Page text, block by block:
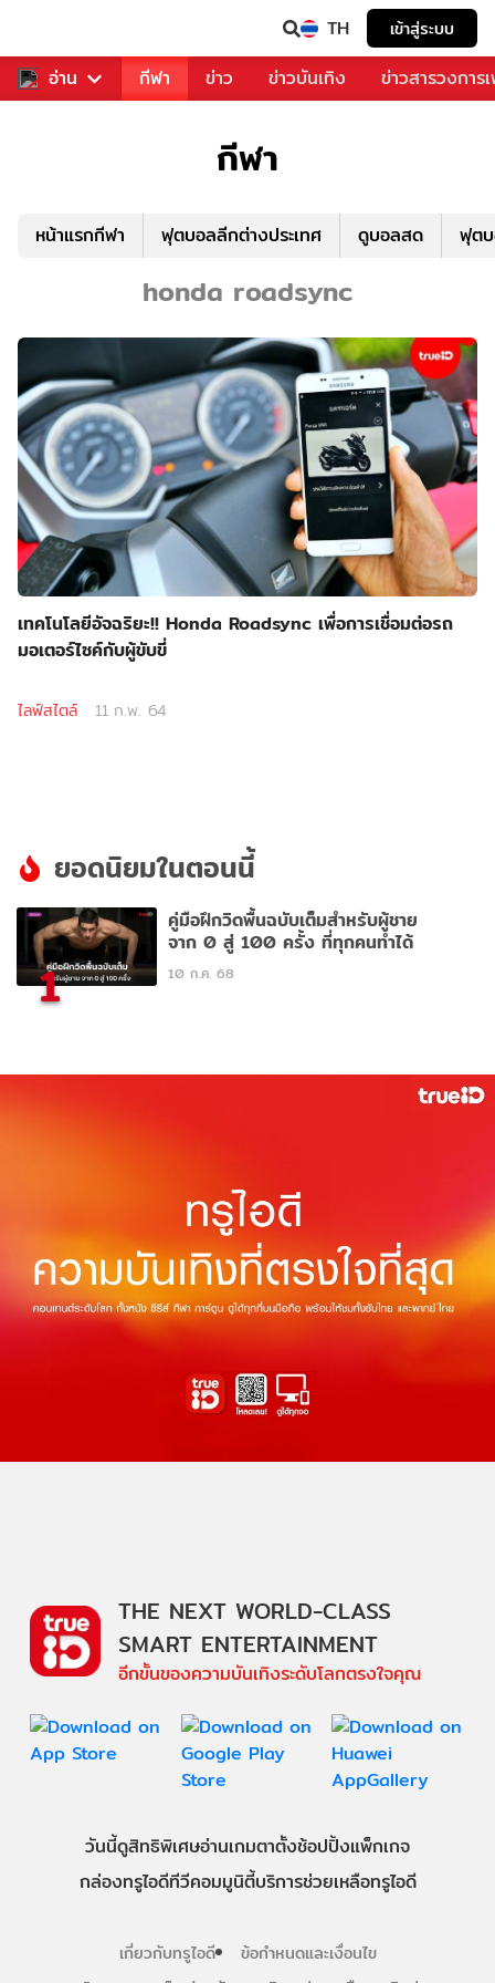
TH เข้าสู่ระบบ
อ่าน
สำหรับคุณ กีฬา ข่าว ข่าวบันเทิง ข่าวสารวงการ
กีฬา
หน้าแรกกีฬา ฟุตบอลลีกต่างประเทศ ดูบอลสด ฟุต
honda roadsync
เทคโนโลยีอัจฉริยะ!! Honda Roadsync เพื่อการเชื่อมต่อรถ
มอเตอร์ไซค์กับผู้ขับขี่
ไลฟ์สไตล์ 11 ก.พ. 64
ยอดนิยมในตอนนี้
1
คู่มือฝึกวิดพื้นฉบับเต็มสำหรับผู้ชาย
จาก 0 สู่ 100 ครั้ง ที่ทุกคนทำได้
10 ก.ค. 68
THE NEXT WORLD-CLASS
SMART ENTERTAINMENT
อีกขั้นของความบันเทิงระดับโลกตรงใจคุณ
วันนี้ดูสิทธิพิเศษอ่านเกมตาตั้งช้อปปิ้งแพ็กเกจ
กล่องทรูไอดีทีวีคอมมูนิตี้บริการช่วยเหลือทรูไอดี
เกี่ยวกับทรูไอดี
ข้อกำหนดและเงื่อนไข